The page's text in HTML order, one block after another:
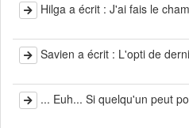
Hilga a écrit : J'ai fais le
Savien a écrit : L'opti de
... Euh... Si quelqu'un peut